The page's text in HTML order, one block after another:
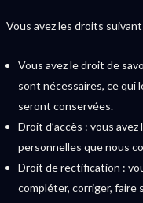
Vous avez les droits
Vous avez le droit de
sont nécessaires, ce qui
seront conservées.
Droit d’accès : vous
personnelles que nous
Droit de rectification :
compléter, corriger, faire